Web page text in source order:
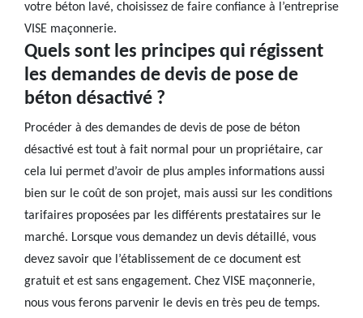
votre béton lavé, choisissez de faire confiance à l’entreprise
VISE maçonnerie.
Quels sont les principes qui régissent
les demandes de devis de pose de
béton désactivé ?
Procéder à des demandes de devis de pose de béton
désactivé est tout à fait normal pour un propriétaire, car
cela lui permet d’avoir de plus amples informations aussi
bien sur le coût de son projet, mais aussi sur les conditions
tarifaires proposées par les différents prestataires sur le
marché. Lorsque vous demandez un devis détaillé, vous
devez savoir que l’établissement de ce document est
gratuit et est sans engagement. Chez VISE maçonnerie,
nous vous ferons parvenir le devis en très peu de temps.